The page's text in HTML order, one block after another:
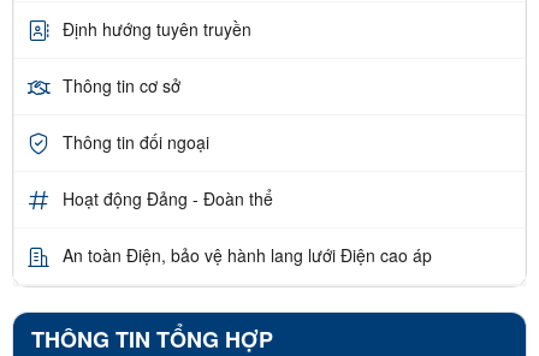
Định hướng tuyên truyền
Thông tin cơ sở
Thông tin đối ngoại
Hoạt động Đảng - Đoàn thể
An toàn Điện, bảo vệ hành lang lưới Điện cao áp
THÔNG TIN TỔNG HỢP